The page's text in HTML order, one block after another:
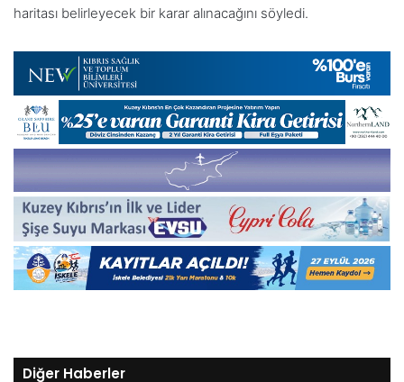
haritası belirleyecek bir karar alınacağını söyledi.
Diğer Haberler